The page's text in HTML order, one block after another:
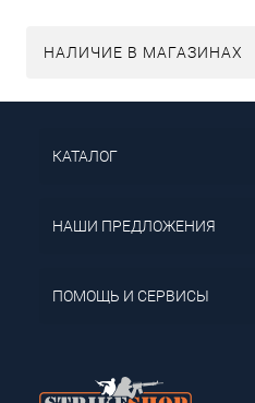
НАЛИЧИЕ В МАГАЗИНАХ
КАТАЛОГ
НАШИ ПРЕДЛОЖЕНИЯ
ПОМОЩЬ И СЕРВИСЫ